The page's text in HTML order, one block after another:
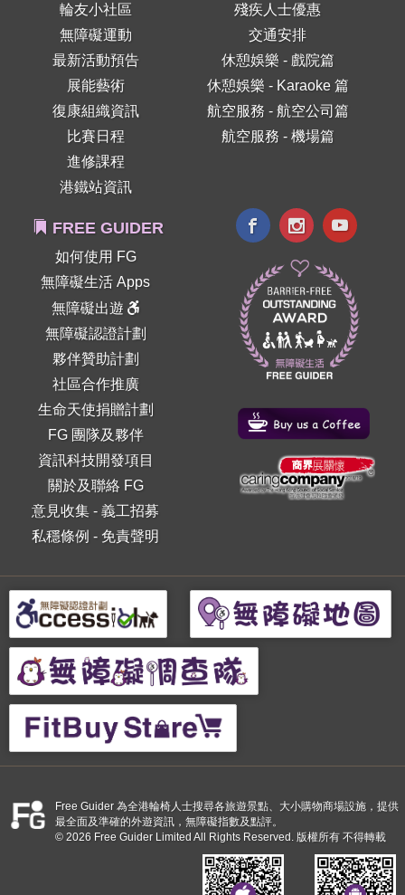
輪友小社區
無障礙運動
最新活動預告
展能藝術
復康組織資訊
比賽日程
進修課程
港鐵站資訊
殘疾人士優惠
交通安排
休憩娛樂 - 戲院篇
休憩娛樂 - Karaoke 篇
航空服務 - 航空公司篇
航空服務 - 機場篇
FREE GUIDER
如何使用 FG
無障礙生活 Apps
無障礙出遊
無障礙認證計劃
夥伴贊助計劃
社區合作推廣
生命天使捐贈計劃
FG 團隊及夥伴
資訊科技開發項目
關於及聯絡 FG
意見收集 -義工招募
私穩條例 - 免責聲明
Free Guider 為全港輪椅人士搜尋各旅遊景點、大小購物商場設施，提供
最全面及準確的外遊資訊，無障礙指數及點評。
© 2026 Free Guider Limited All Rights Reserved. 版權所有 不得轉載